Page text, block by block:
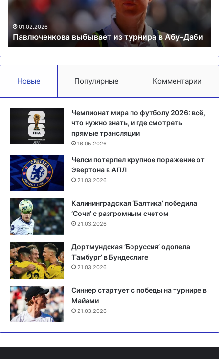
Даби
01.02.2026
Павлюченкова выбывает из турнира в Абу-Даби
Новые Популярные Комментарии
Чемпионат мира по футболу 2026: всё,
что нужно знать, и где смотреть
прямые трансляции
16.05.2026
Челси потерпел крупное поражение от
Эвертона в АПЛ
21.03.2026
Калининградская ‘Балтика’ победила
‘Сочи’ с разгромным счетом
21.03.2026
Дортмундская ‘Боруссия’ одолела
‘Гамбург’ в Бундеслиге
21.03.2026
Синнер стартует с победы на турнире в
Майами
21.03.2026